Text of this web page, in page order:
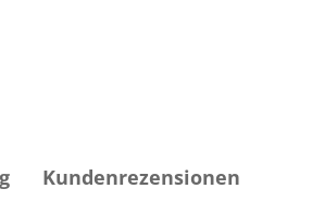
Kundenrezensionen